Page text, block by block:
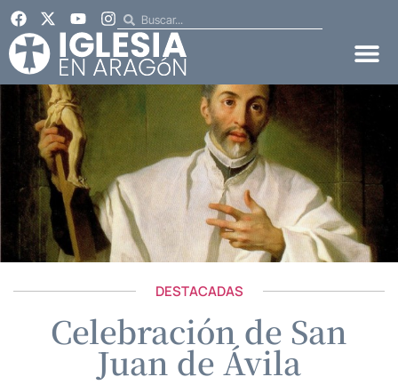
DESTACADAS
Celebración de San
Juan de Ávila